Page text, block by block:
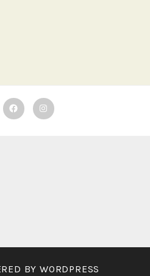
FacebookInstagram
BY WORDPRESS